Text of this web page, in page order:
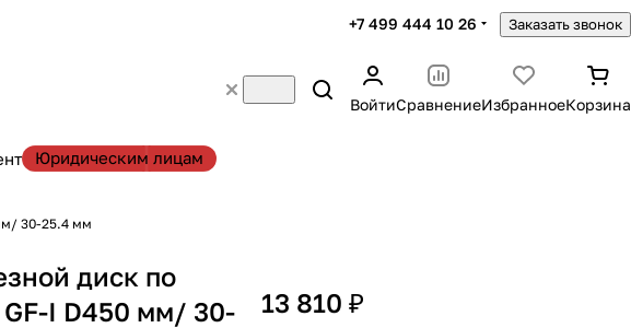
+7 499 444 10 26 Заказать звонок
ВойтиСравнениеИзбранноеКорзина
Юридическим лицам
30-25.4 мм
диск по
GF-I D450 мм/ 30-
13 810 ₽